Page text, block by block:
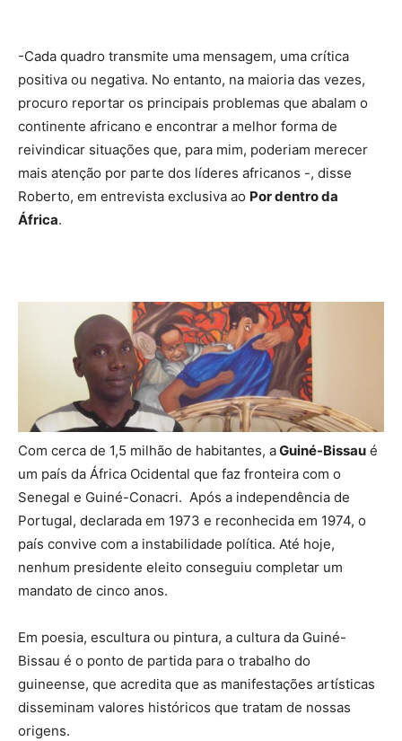
-Cada quadro transmite uma mensagem, uma crítica
positiva ou negativa. No entanto, na maioria das vezes,
procuro reportar os principais problemas que abalam o
continente africano e encontrar a melhor forma de
reivindicar situações que, para mim, poderiam merecer
mais atenção por parte dos líderes africanos -, disse
Roberto, em entrevista exclusiva ao Por dentro da
África.
Com cerca de 1,5 milhão de habitantes, aGuiné-Bissau é
um país da África Ocidental que faz fronteira com o
Senegal e Guiné-Conacri. Após a independência de
Portugal, declarada em 1973 e reconhecida em 1974, o
país convive com a instabilidade política. Até hoje,
nenhum presidente eleito conseguiu completar um
mandato de cinco anos.
Em poesia, escultura ou pintura, a cultura da Guiné-
Bissau é o ponto de partida para o trabalho do
guineense, que acredita que as manifestações artísticas
disseminam valores históricos que tratam de nossas
origens.